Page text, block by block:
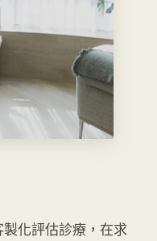
化評估診療，在求